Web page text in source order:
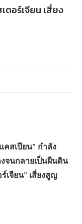
ตอร์เจียน เสี่ยง
สเปียน” กำลัง
จนกลายเป็นผืนดิน
จียน” เสี่ยงสูญ